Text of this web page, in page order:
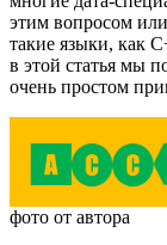
этим вопросом
такие языки, как
в этой статья мы
очень простом
фото от автора